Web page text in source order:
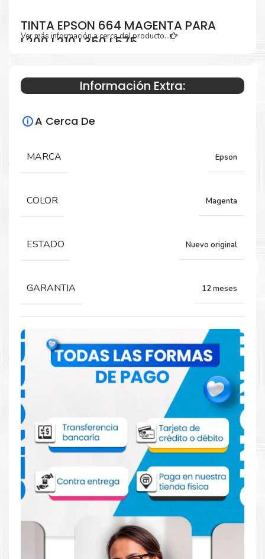
TINTA EPSON 664 MAGENTA PARA
L200 L210 L350 L575
Especificaciones Técnicas
Para impresoras:
L200, L210, L220, L300, L310, L350, L355, L365,
L375, L380, L395, L396, L455, L455, L475,
Rendimiento:
Comprar Tinta Epson 664 Magenta para
impresora Epson L200 L210 L350 L575
Aprovecha nuestra experiencia y atención para adquirir tus
productos. Tenemos promociones todos los días. Escríbenos o
visítanos hoy para encontrar la solución perfecta para tu
, como laTinta Epson 664 Magenta para
Ver más información a cerca del producto...
Información Extra:
A Cerca De
MARCA Epson
COLOR Magenta
ESTADO Nuevo original
GARANTIA 12 meses